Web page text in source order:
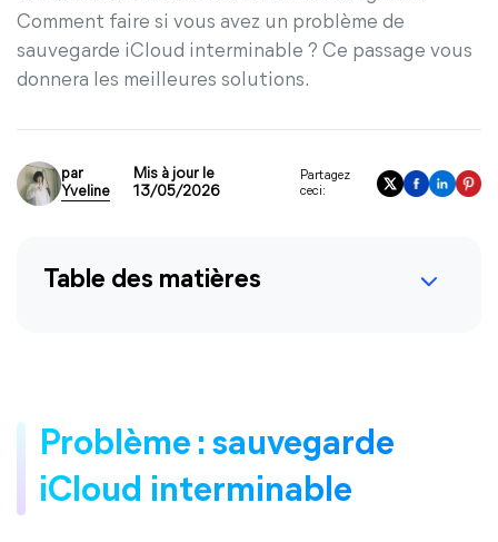
Comment faire si vous avez un problème de
sauvegarde iCloud interminable ? Ce passage vous
donnera les meilleures solutions.
par
Yveline
Mis à jour le
13/05/2026
Partagez
ceci:
Table des matières
Problème : sauvegarde
iCloud interminable